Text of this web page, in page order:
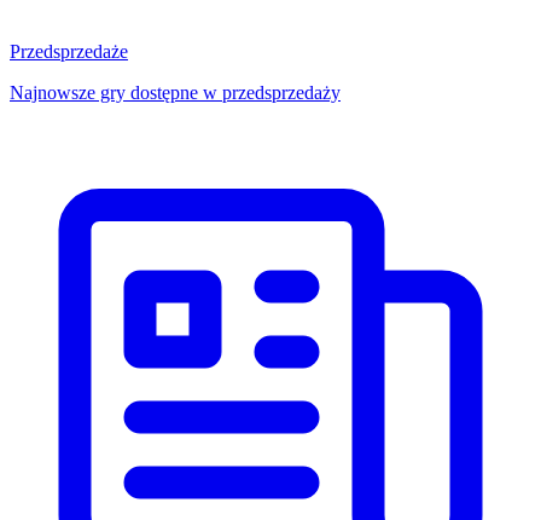
Przedsprzedaże
Najnowsze gry dostępne w przedsprzedaży